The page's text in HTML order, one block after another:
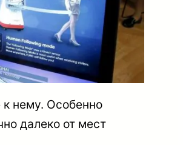
к нему. Особенно
далеко от мест